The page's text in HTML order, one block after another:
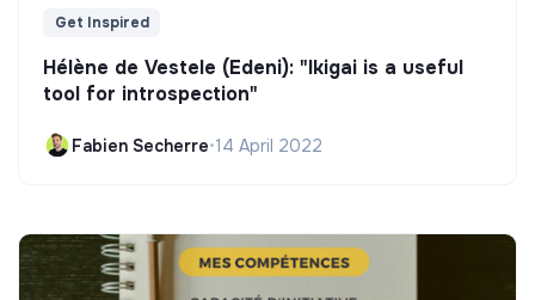
Get Inspired
Hélène de Vestele (Edeni): "Ikigai is a useful
tool for introspection"
Fabien Secherre•14 April 2022